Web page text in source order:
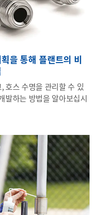
을 통해 플랜트의 비
호스 수명을 관리할 수 있
발하는 방법을 알아보십시